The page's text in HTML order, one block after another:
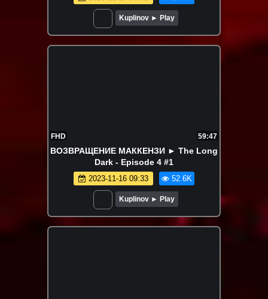
Kuplinov ► Play
FHD 59:47
ВОЗВРАЩЕНИЕ МАККЕНЗИ ► The Long
Dark - Episode 4 #1
2023-11-16 09:33 52.6K
Kuplinov ► Play